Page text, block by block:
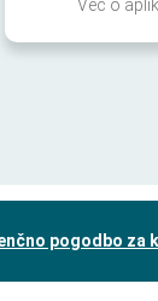
Več o
pogodbo za